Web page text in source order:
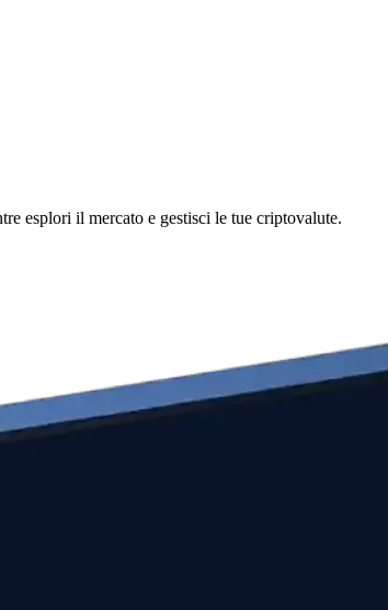
esplori il mercato e gestisci le tue criptovalute.